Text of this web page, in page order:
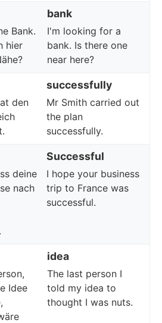
bank
Bank.
hier
I'm looking for a
bank. Is there one
near here?
successfully
den
Mr Smith carried out
the plan
successfully.
Successful
deine
nach
I hope your business
trip to France was
successful.
idea
Idee
The last person I
told my idea to
thought I was nuts.